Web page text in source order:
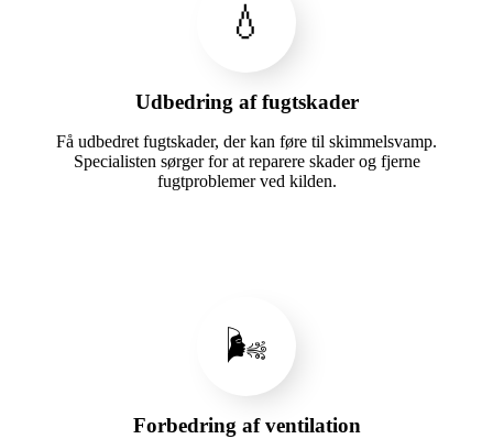
💧
Udbedring af fugtskader
Få udbedret fugtskader, der kan føre til skimmelsvamp.
Specialisten sørger for at reparere skader og fjerne
fugtproblemer ved kilden.
🌬️
Forbedring af ventilation